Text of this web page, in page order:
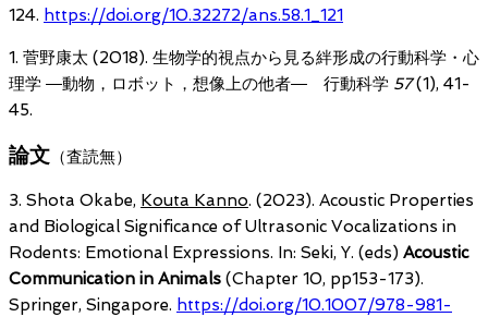
124. https://doi.org/10.32272/ans.58.1_121
1. 菅野康太 (2018). 生物学的視点から見る絆形成の行動科学・心
理学 ―動物，ロボット，想像上の他者― 行動科学 57(1), 41-
45.
論文 （査読無）
3. Shota Okabe, Kouta Kanno. (2023). Acoustic Properties
and Biological Significance of Ultrasonic Vocalizations in
Rodents: Emotional Expressions. In: Seki, Y. (eds) Acoustic
Communication in Animals (Chapter 10, pp153-173).
Springer, Singapore. https://doi.org/10.1007/978-981-